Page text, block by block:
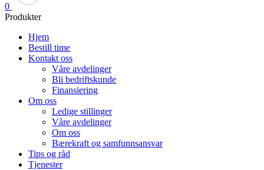
0
Produkter
Hjem
Bestill time
Kontakt oss
Våre avdelinger
Bli bedriftskunde
Finansiering
Om oss
Ledige stillinger
Våre avdelinger
Om oss
Bærekraft og samfunnsansvar
Tips og råd
Tjenester